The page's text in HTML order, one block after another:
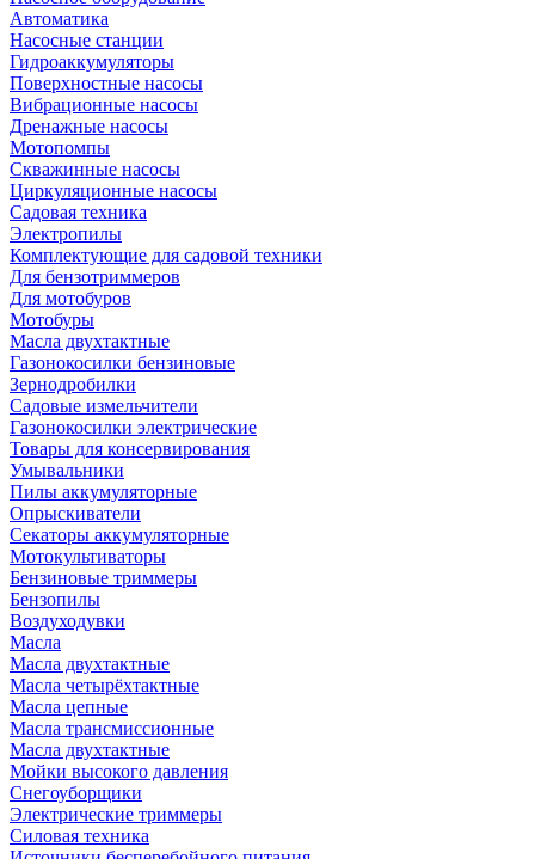
Автоматика
Насосные станции
Гидроаккумуляторы
Поверхностные насосы
Вибрационные насосы
Дренажные насосы
Мотопомпы
Скважинные насосы
Циркуляционные насосы
Садовая техника
Электропилы
Комплектующие для садовой техники
Для бензотриммеров
Для мотобуров
Мотобуры
Масла двухтактные
Газонокосилки бензиновые
Зернодробилки
Садовые измельчители
Газонокосилки электрические
Товары для консервирования
Умывальники
Пилы аккумуляторные
Опрыскиватели
Секаторы аккумуляторные
Мотокультиваторы
Бензиновые триммеры
Бензопилы
Воздуходувки
Масла
Масла двухтактные
Масла четырёхтактные
Масла цепные
Масла трансмиссионные
Масла двухтактные
Мойки высокого давления
Снегоуборщики
Электрические триммеры
Силовая техника